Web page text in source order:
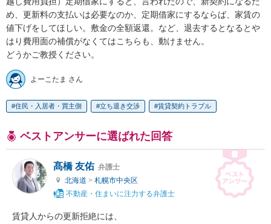
め、更新料の支払いは必要なのか、定期借家にするならば、家賃の
値下げをしてほしい。敷金の全額返還。など、退去するとなるとや
はり費用面の補償がなくてはこちらも、動けません。
どうかご教授ください。
よーこたま さん
住民・入居者・買主側 立ち退き交渉 賃貸契約トラブル
ベストアンサーに選ばれた回答
髙橋 友佑 弁護士
北海道 > 札幌市中央区
不動産・住まいに注力する弁護士
賃貸人からの更新拒絶には、